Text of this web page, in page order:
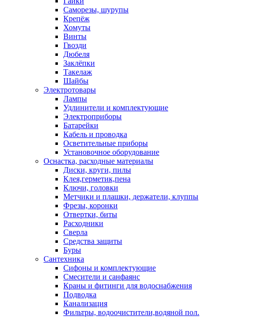
Саморезы, шурупы
Крепёж
Хомуты
Винты
Гвозди
Дюбеля
Заклёпки
Такелаж
Шайбы
Электротовары
Лампы
Удлинители и комплектующие
Электроприборы
Батарейки
Кабель и проводка
Осветительные приборы
Установочное оборудование
Оснастка, расходные материалы
Диски, круги, пилы
Клея,герметик,пена
Ключи, головки
Метчики и плашки, держатели, клуппы
Фрезы, коронки
Отвертки, биты
Расходники
Сверла
Средства защиты
Буры
Сантехника
Сифоны и комплектующие
Смесители и санфаянс
Краны и фитинги для водоснабжения
Подводка
Канализация
Фильтры, водоочистители,водяной пол.